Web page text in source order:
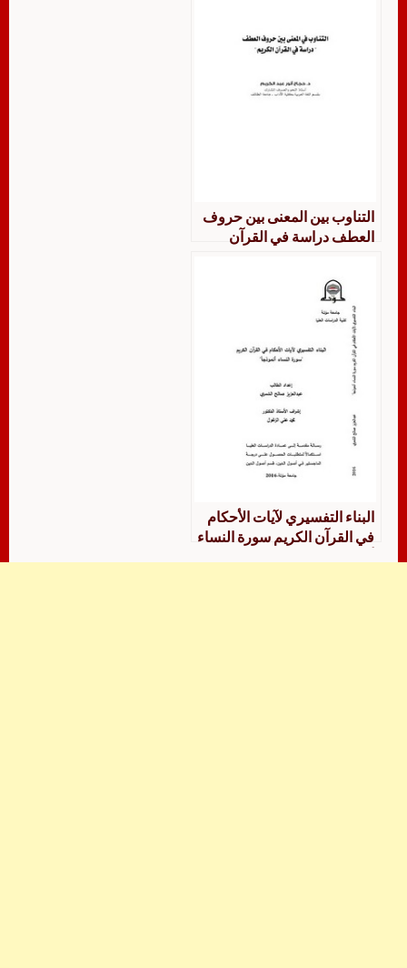
التناوب بين المعنى بين حروف
العطف دراسة في القرآن
البناء التفسيري لآيات الأحكام
في القرآن الكريم سورة النساء